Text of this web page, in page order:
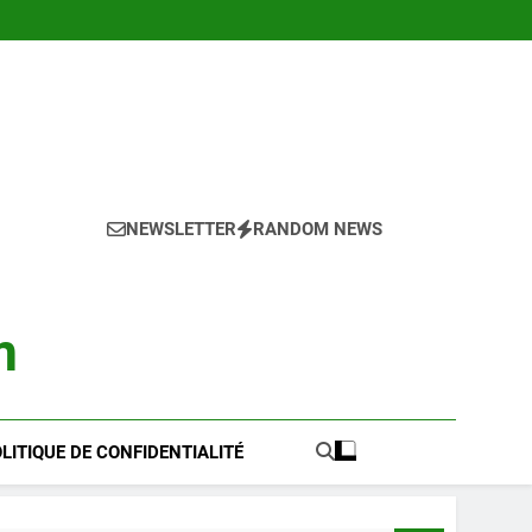
NEWSLETTER RANDOM NEWS
DE CONFIDENTIALITÉ